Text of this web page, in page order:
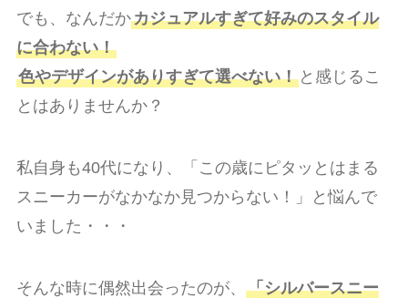
でも、なんだかカジュアルすぎて好みのスタイル
に合わない！
色やデザインがありすぎて選べない！と感じるこ
とはありませんか？
私自身も40代になり、「この歳にピタッとはまる
スニーカーがなかなか見つからない！」と悩んで
いました・・・
そんな時に偶然出会ったのが、 「シルバースニー